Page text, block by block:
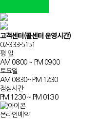
고객센터(콜센터 운영시간)
02-333-5151
평 일
AM 08:00 ~ PM 09:00
토요일
AM 08:30~ PM 12:30
점심시간
PM 12:30 ~ PM 01:30
온라인예약